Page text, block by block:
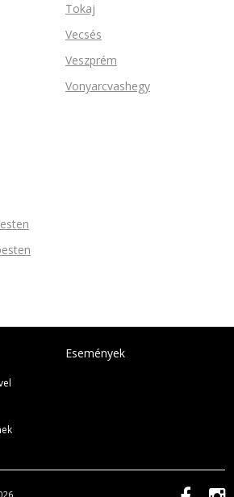
Tokaj
Vecsés
Veszprém
Vonyarcvashegy
Események